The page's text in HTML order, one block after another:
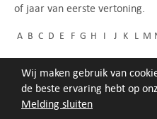
Melding sluiten
Wij maken gebruik van
de beste ervaring hebt op
of jaar van eerste vertoning.
A B C D E F G H I J K L M